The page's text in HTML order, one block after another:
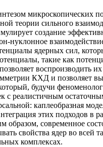
теории сильного
создание
нуклонное
ядерных сил,
такие как
КХД и
будучи
реалистичным
каплеобразная
этих подходов в
современное
свойства ядер во
комплексах.